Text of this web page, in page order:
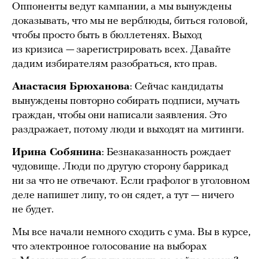
Оппоненты ведут кампании, а мы вынуждены
доказывать, что мы не верблюды, биться головой,
чтобы просто быть в бюллетенях. Выход
из кризиса — зарегистрировать всех. Давайте
дадим избирателям разобраться, кто прав.
Анастасия Брюханова: Сейчас кандидаты
вынуждены повторно собирать подписи, мучать
граждан, чтобы они написали заявления. Это
раздражает, потому люди и выходят на митинги.
Ирина Собянина: Безнаказанность рождает
чудовище. Люди по другую сторону баррикад
ни за что не отвечают. Если графолог в уголовном
деле напишет липу, то он сядет, а тут — ничего
не будет.
Мы все начали немного сходить с ума. Вы в курсе,
что электронное голосование на выборах